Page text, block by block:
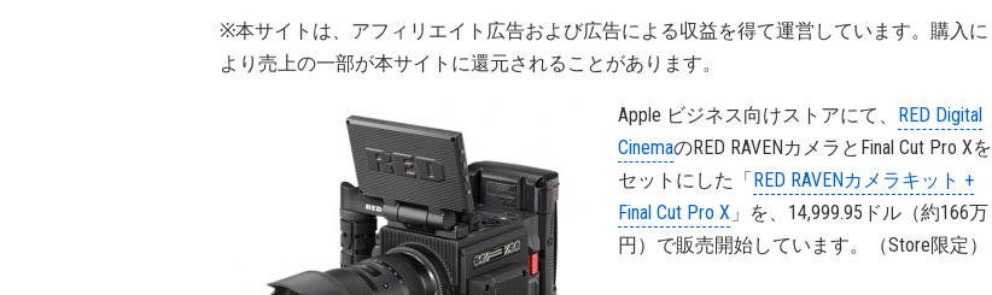
※本サイトは、アフィリエイト広告および広告による収益を得て運営しています。購入に
より売上の一部が本サイトに還元されることがあります。
Apple ビジネス向けストアにて、 RED Digital
CinemaのRED RAVENカメラとFinal Cut Pro Xを
セットにした「RED RAVENカメラキット +
Final Cut Pro X 」を、14,999.95ドル（約166万
円）で販売開始しています。（Store限定）